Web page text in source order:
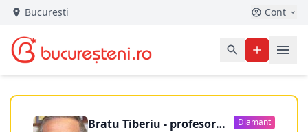
București Cont
Bratu Tiberiu - profesor
Diamant